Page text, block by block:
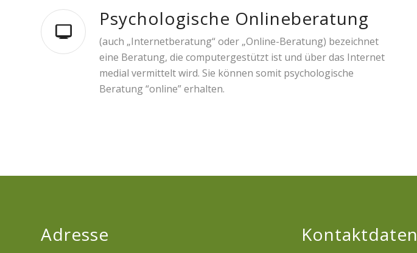
Psychologische Onlineberatung
(auch „Internetberatung“ oder „Online-Beratung) bezeichnet
eine Beratung, die computergestützt ist und über das Internet
medial vermittelt wird. Sie können somit psychologische
Beratung “online” erhalten.
Adresse Kontaktdaten